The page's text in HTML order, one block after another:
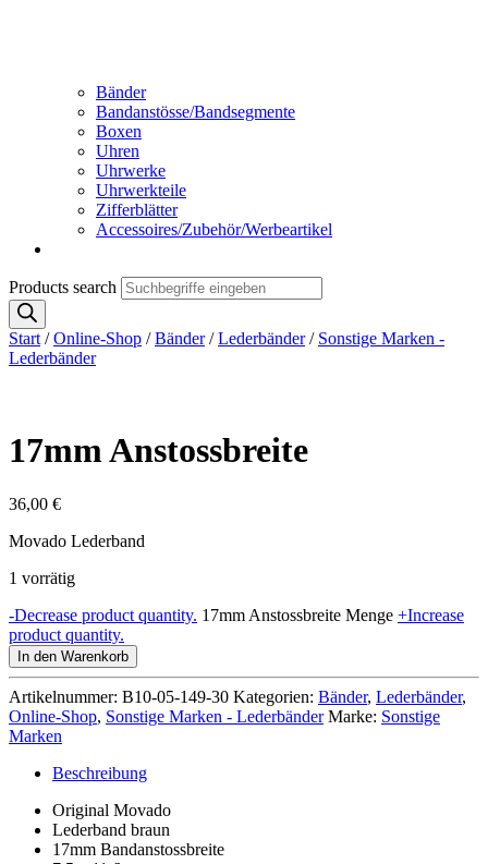
Bänder
Bandanstösse/Bandsegmente
Boxen
Uhren
Uhrwerke
Uhrwerkteile
Zifferblätter
Accessoires/Zubehör/Werbeartikel
Products search
Start /Online-Shop /Bänder/Lederbänder/ Sonstige Marken -
Lederbänder
17mm Anstossbreite
36,00 €
Movado Lederband
1 vorrätig
-Decrease product quantity. 17mm Anstossbreite Menge +Increase
product quantity.
In den Warenkorb
Artikelnummer: B10-05-149-30 Kategorien: Bänder, Lederbänder,
Online-Shop, Sonstige Marken - Lederbänder Marke: Sonstige
Marken
Beschreibung
Original Movado
Lederband braun
17mm Bandanstossbreite